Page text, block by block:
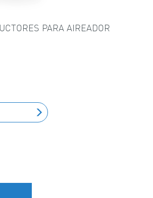
PARA AIREADOR